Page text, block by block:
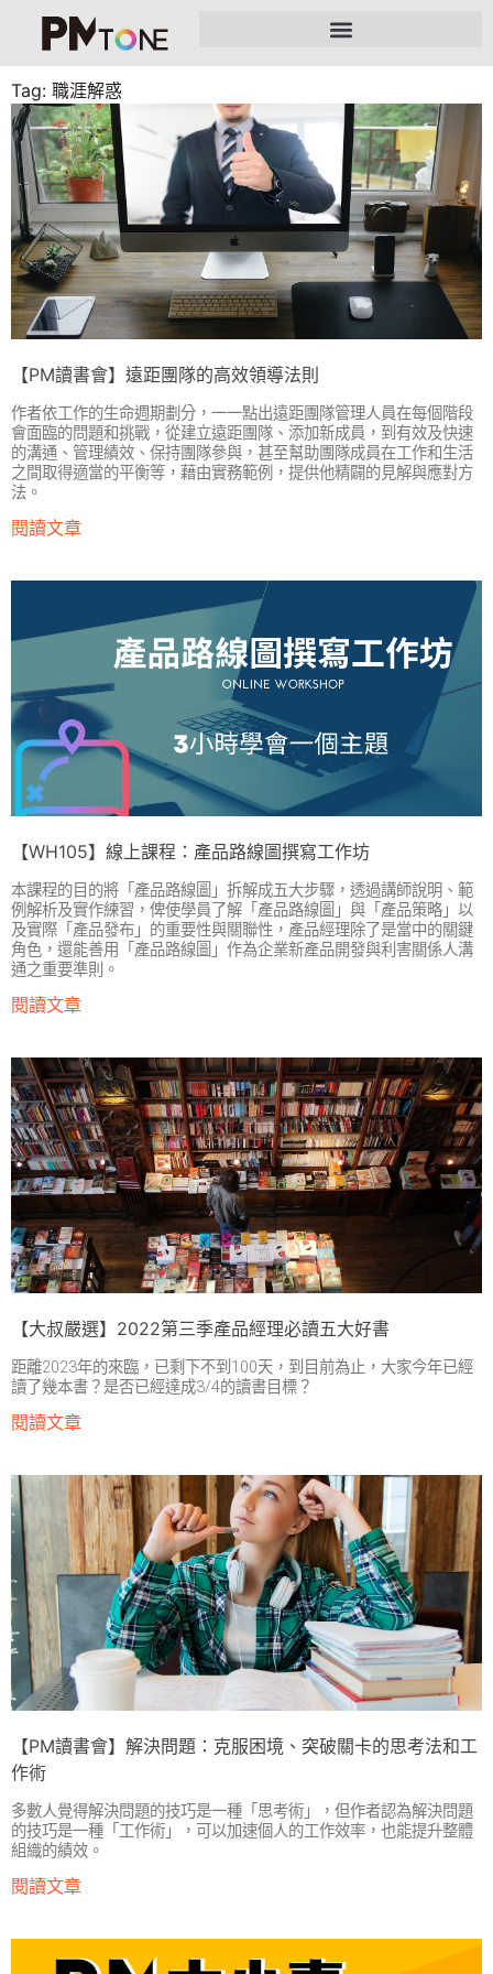
Tag: 職涯解惑
【PM讀書會】遠距團隊的高效領導法則
作者依工作的生命週期劃分，一一點出遠距團隊管理人員在每個階段
會面臨的問題和挑戰，從建立遠距團隊、添加新成員，到有效及快速
的溝通、管理績效、保持團隊參與，甚至幫助團隊成員在工作和生活
之間取得適當的平衡等，藉由實務範例，提供他精闢的見解與應對方
法。
閱讀文章
【WH105】線上課程：產品路線圖撰寫工作坊
本課程的目的將「產品路線圖」拆解成五大步驟，透過講師說明、範
例解析及實作練習，俾使學員了解「產品路線圖」與「產品策略」以
及實際「產品發布」的重要性與關聯性，產品經理除了是當中的關鍵
角色，還能善用「產品路線圖」作為企業新產品開發與利害關係人溝
通之重要準則。
閱讀文章
【大叔嚴選】2022第三季產品經理必讀五大好書
距離2023年的來臨，已剩下不到100天，到目前為止，大家今年已經
讀了幾本書？是否已經達成3/4的讀書目標？
閱讀文章
【PM讀書會】解決問題：克服困境、突破關卡的思考法和工
作術
多數人覺得解決問題的技巧是一種「思考術」，但作者認為解決問題
的技巧是一種「工作術」，可以加速個人的工作效率，也能提升整體
組織的績效。
閱讀文章